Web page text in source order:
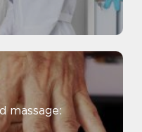
massage: